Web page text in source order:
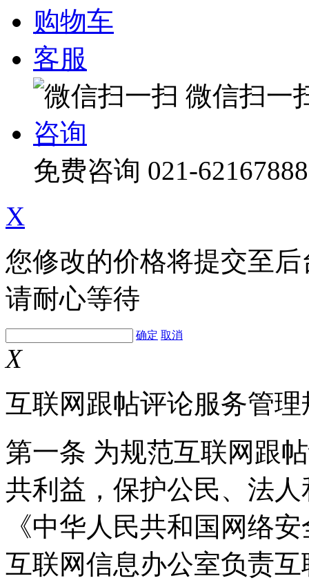
购物车
客服
微信扫一
咨询
免费咨询 021-62167888
X
您修改的价格将提交至
请耐心等待
确定 取消
X
互联网跟帖评论服务管理
第一条 为规范互联网跟
共利益，保护公民、法
《中华人民共和国网络
互联网信息办公室负责